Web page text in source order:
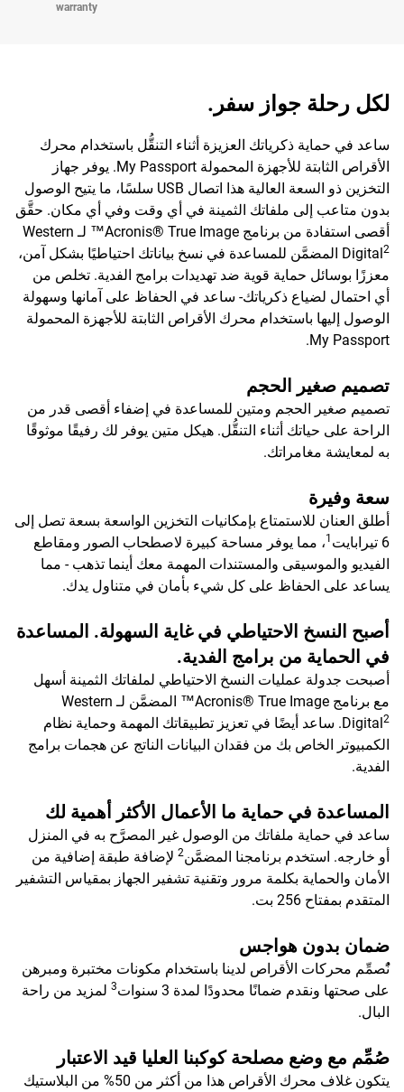
warranty
لكل رحلة جواز سفر.
ساعد في حماية ذكرياتك العزيزة أثناء التنقُّل باستخدام محرك
الأقراص الثابتة للأجهزة المحمولة My Passport. يوفر جهاز
التخزين ذو السعة العالية هذا اتصال USB سلسًا، ما يتيح الوصول
بدون متاعب إلى ملفاتك الثمينة في أي وقت وفي أي مكان. حقَّق
أقصى استفادة من برنامج Acronis® True Image™ لـ Western
Digital2
المضمَّن للمساعدة في نسخ بياناتك احتياطيًا بشكل آمن،
معززًا بوسائل حماية قوية ضد تهديدات برامج الفدية. تخلص من
أي احتمال لضياع ذكرياتك- ساعد في الحفاظ على آمانها وسهولة
الوصول إليها باستخدام محرك الأقراص الثابتة للأجهزة المحمولة
My Passport.
تصميم صغير الحجم
تصميم صغير الحجم ومتين للمساعدة في إضفاء أقصى قدر من
الراحة على حياتك أثناء التنقُّل. هيكل متين يوفر لك رفيقًا موثوقًا
به لمعايشة مغامراتك.
سعة وفيرة
أطلق العنان للاستمتاع بإمكانيات التخزين الواسعة بسعة تصل إلى
6 تيرابايت
1، مما يوفر مساحة كبيرة لاصطحاب الصور ومقاطع
الفيديو والموسيقى والمستندات المهمة معك أينما تذهب - مما
يساعد على الحفاظ على كل شيء بأمان في متناول يدك.
أصبح النسخ الاحتياطي في غاية السهولة. المساعدة
في الحماية من برامج الفدية.
أصبحت جدولة عمليات النسخ الاحتياطي لملفاتك الثمينة أسهل
مع برنامج Acronis® True Image™ المضمَّن لـ Western
Digital2
. ساعد أيضًا في تعزيز تطبيقاتك المهمة وحماية نظام
الكمبيوتر الخاص بك من فقدان البيانات الناتج عن هجمات برامج
الفدية.
المساعدة في حماية ما الأعمال الأكثر أهمية لك
ساعد في حماية ملفاتك من الوصول غير المصرَّح به في المنزل
أو خارجه. استخدم برنامجنا المضمَّن2 لإضافة طبقة إضافية من
الأمان والحماية بكلمة مرور وتقنية تشفير الجهاز بمقياس التشفير
المتقدم بمفتاح 256 بت.
ضمان بدون هواجس
نًُصمِّم محركات الأقراص لدينا باستخدام مكونات مختبرة ومبرهن
على صحتها ونقدم ضمانًا محدودًا لمدة 3 سنوات
3 لمزيد من راحة
البال.
صُمِّم مع وضع مصلحة كوكبنا العليا قيد الاعتبار
يتكون غلاف محرك الأقراص هذا من أكثر من 50% من البلاستيك